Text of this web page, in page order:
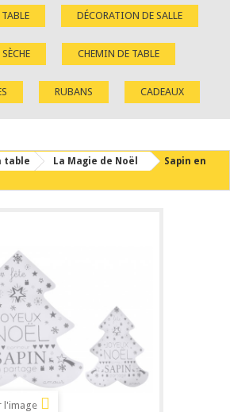
DÉCORATION DE SALLE
CHEMIN DE TABLE
RUBANS CADEAUX
table La Magie de Noël
Sapin en
l'image